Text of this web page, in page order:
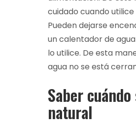
cuidado cuando
Pueden dejarse
un calentador de
lo utilice. De esta
agua no se está
Saber
natural